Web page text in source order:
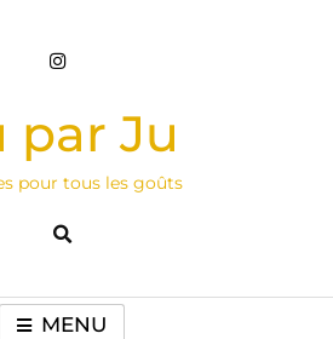
par Ju
pour tous les goûts
MENU